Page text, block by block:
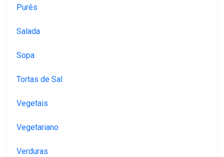
Purês
Salada
Sopa
Tortas de Sal
Vegetais
Vegetariano
Verduras